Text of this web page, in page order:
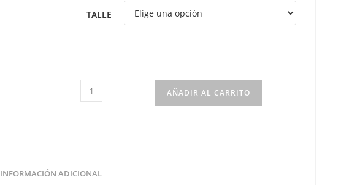
TALLE
Body
Muselina
cantidad
AÑADIR AL CARRITO
INFORMACIÓN ADICIONAL